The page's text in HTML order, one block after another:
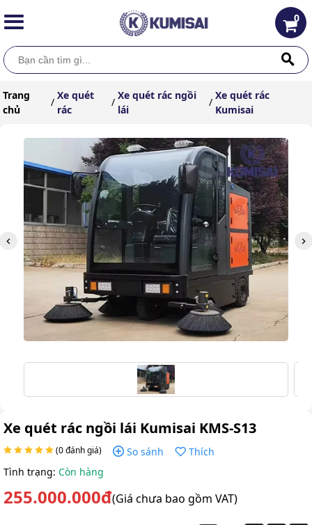
0
Trang
chủ
/
Xe quét
rác
/
Xe quét rác ngồi
lái
/
Xe quét rác
Kumisai
Xe quét rác ngồi lái Kumisai KMS-S13
(0 đánh giá) So sánh
Thích
Tình trạng: Còn hàng
255.000.000đ(Giá chưa bao gồm VAT)